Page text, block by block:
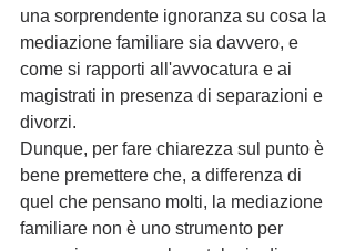
una sorprendente ignoranza su cosa la
mediazione familiare sia davvero, e
come si rapporti all'avvocatura e ai
magistrati in presenza di separazioni e
divorzi.
Dunque, per fare chiarezza sul punto è
bene premettere che, a differenza di
quel che pensano molti, la mediazione
familiare non è uno strumento per